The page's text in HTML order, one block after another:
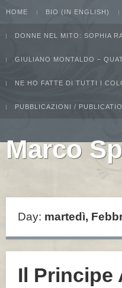
HOME BIO (IN ENGLISH)
DONNE NEL MITO: SOPHIA
GIULIANO MONTALDO –
NE HO FATTE DI TUTTI I
PUBBLICAZIONI /
Marco
Day: martedì,
Il Principe